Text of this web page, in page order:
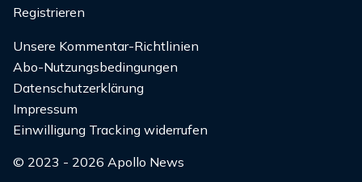
Registrieren
Unsere Kommentar-Richtlinien
Abo-Nutzungsbedingungen
Datenschutzerklärung
Impressum
Einwilligung Tracking widerrufen
© 2023 - 2026 Apollo News